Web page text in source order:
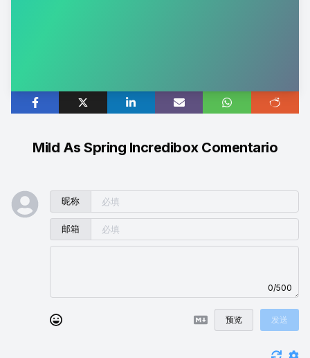
Mild As Spring Incredibox Comentario
昵称
邮箱
0/500
预览 发送